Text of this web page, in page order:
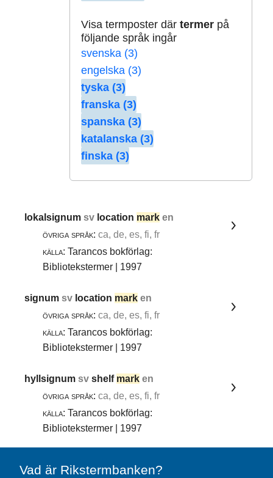
Visa termposter där termerpå
följande språk ingår
svenska (3)
engelska (3)
tyska (3)
franska (3)
spanska (3)
katalanska (3)
finska (3)
lokalsignumsv location mark en
övriga språk: ca, de, es, fi, fr
källa: Tarancos bokförlag:
Bibliotekstermer | 1997
signumsv location mark en
övriga språk: ca, de, es, fi, fr
källa: Tarancos bokförlag:
Bibliotekstermer | 1997
hyllsignumsvshelf mark en
övriga språk: ca, de, es, fi, fr
källa: Tarancos bokförlag:
Bibliotekstermer | 1997
Vad är Rikstermbanken?